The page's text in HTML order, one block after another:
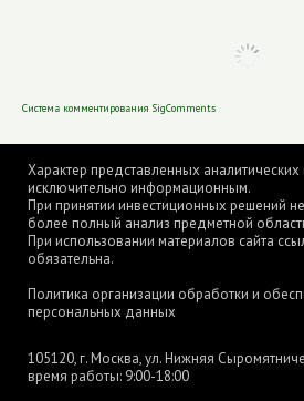
Система комментирования SigComments
Характер представленных
исключительно информационным.
При принятии инвестиционных решений
более полный анализ предметной
При использовании материалов сайта
обязательна.
Политика организации обработки и
персональных данных
105120, г. Москва, ул. Нижняя
время работы: 9:00-18:00